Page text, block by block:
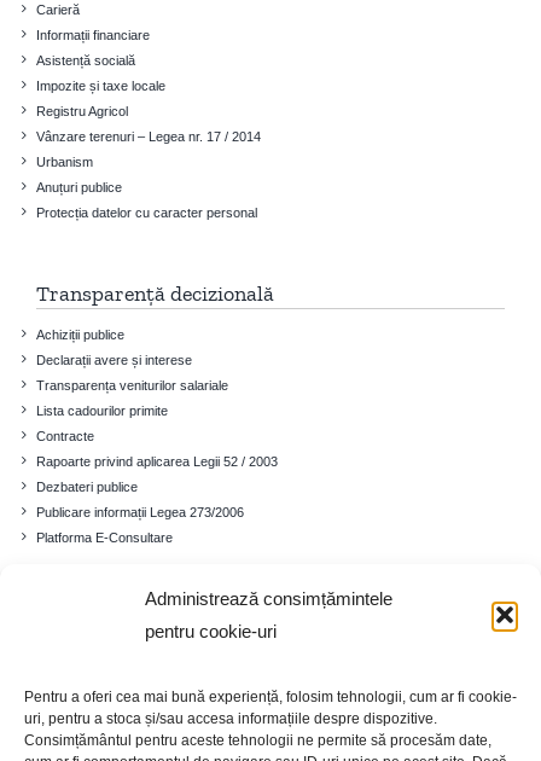
Administrează consimțămintele
pentru cookie-uri
Pentru a oferi cea mai bună experiență, folosim tehnologii, cum ar fi cookie-
uri, pentru a stoca și/sau accesa informațiile despre dispozitive.
Consimțământul pentru aceste tehnologii ne permite să procesăm date,
Carieră
Informații financiare
Asistență socială
Impozite și taxe locale
Registru Agricol
Vânzare terenuri – Legea nr. 17 / 2014
Urbanism
Anuțuri publice
Protecția datelor cu caracter personal
Transparență decizională
Achiziții publice
Declarații avere și interese
Transparența veniturilor salariale
Lista cadourilor primite
Contracte
Rapoarte privind aplicarea Legii 52 / 2003
Dezbateri publice
Publicare informații Legea 273/2006
Platforma E-Consultare
Cadrul demografic
Educație